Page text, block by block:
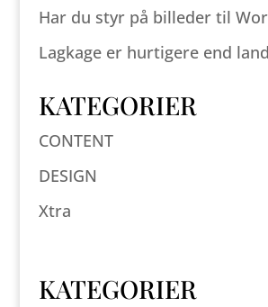
Har du styr på billeder til
Lagkage er hurtigere end
KATEGORIER
CONTENT
DESIGN
Xtra
KATEGORIER